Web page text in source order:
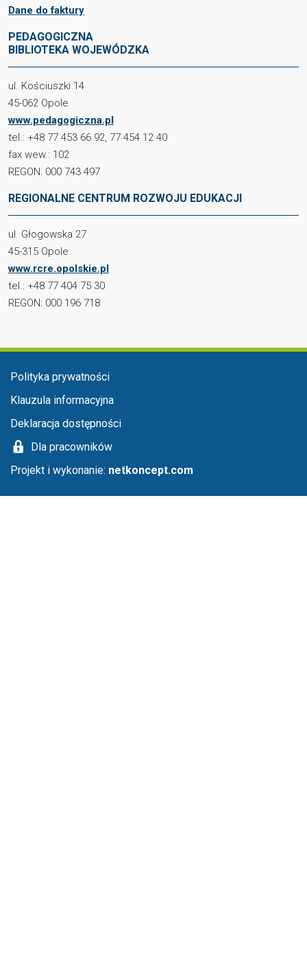
Dane do faktury
PEDAGOGICZNA
BIBLIOTEKA WOJEWÓDZKA
ul. Kościuszki 14
45-062 Opole
www.pedagogiczna.pl
tel.: +48 77 453 66 92, 77 454 12 40
fax wew.: 102
REGON: 000 743 497
REGIONALNE CENTRUM ROZWOJU EDUKACJI
ul. Głogowska 27
45-315 Opole
www.rcre.opolskie.pl
tel.: +48 77 404 75 30
REGON: 000 196 718
Menu stopka
Polityka prywatności
Klauzula informacyjna
Deklaracja dostępności
Dla pracowników
Projekt i wykonanie: netkoncept.com